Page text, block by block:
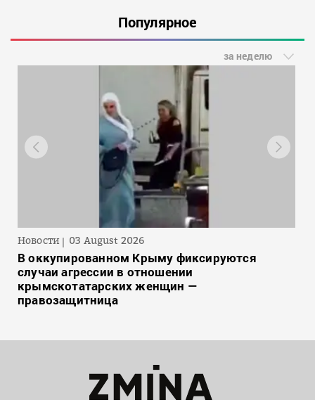
Популярное
за неделю
Новости 03 August 2026
В оккупированном Крыму фиксируются
случаи агрессии в отношении
крымскотатарских женщин —
правозащитница